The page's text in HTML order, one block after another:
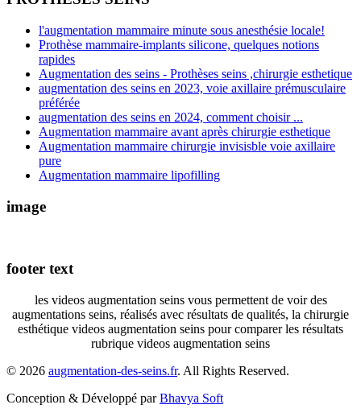
l'augmentation mammaire minute sous anesthésie locale!
Prothèse mammaire-implants silicone, quelques notions
rapides
Augmentation des seins - Prothèses seins ,chirurgie esthetique
augmentation des seins en 2023, voie axillaire prémusculaire
préférée
augmentation des seins en 2024, comment choisir ...
Augmentation mammaire avant après chirurgie esthetique
Augmentation mammaire chirurgie invisisble voie axillaire
pure
Augmentation mammaire lipofilling
image
footer text
les videos augmentation seins vous permettent de voir des
augmentations seins, réalisés avec résultats de qualités, la chirurgie
esthétique videos augmentation seins pour comparer les résultats
rubrique videos augmentation seins
© 2026 augmentation-des-seins.fr. All Rights Reserved.
Conception & Développé parBhavya Soft